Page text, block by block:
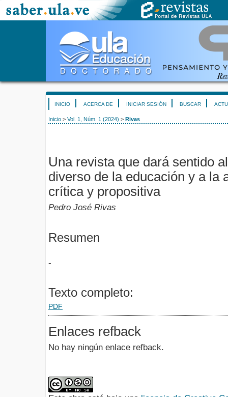
INICIO ACERCA DE INICIAR SESIÓN BUSCAR
Inicio > Vol. 1, Núm. 1 (2024) > Rivas
Una revista que dará sentido
diverso de la educación y a la
crítica y propositiva
Pedro José Rivas
Resumen
-
Texto completo:
PDF
Enlaces refback
No hay ningún enlace refback.